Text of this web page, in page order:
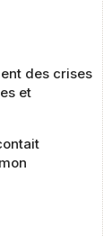
des crises
et